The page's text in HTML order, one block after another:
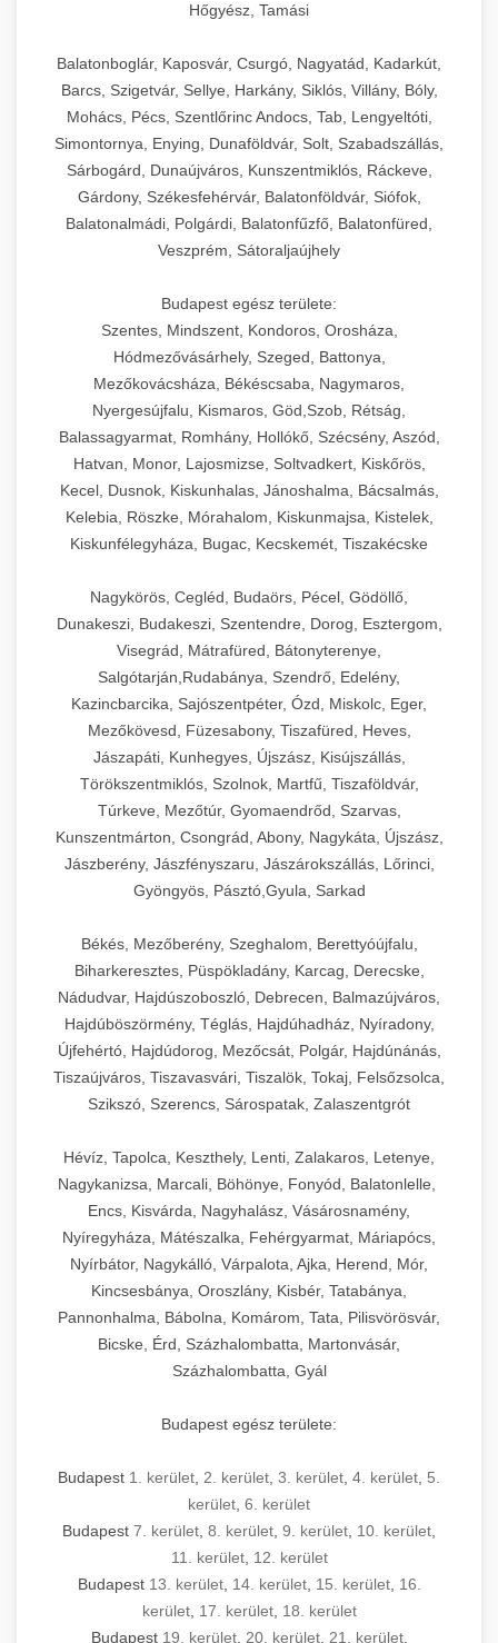
Hőgyész, Tamási
Balatonboglár, Kaposvár, Csurgó, Nagyatád, Kadarkút,
Barcs, Szigetvár, Sellye, Harkány, Siklós, Villány, Bóly,
Mohács, Pécs, Szentlőrinc Andocs, Tab, Lengyeltóti,
Simontornya, Enying, Dunaföldvár, Solt, Szabadszállás,
Sárbogárd, Dunaújváros, Kunszentmiklós, Ráckeve,
Gárdony, Székesfehérvár, Balatonföldvár, Siófok,
Balatonalmádi, Polgárdi, Balatonfűzfő, Balatonfüred,
Veszprém, Sátoraljaújhely
Budapest egész területe:
Szentes, Mindszent, Kondoros, Orosháza,
Hódmezővásárhely, Szeged, Battonya,
Mezőkovácsháza, Békéscsaba, Nagymaros,
Nyergesújfalu, Kismaros, Göd,Szob, Rétság,
Balassagyarmat, Romhány, Hollókő, Szécsény, Aszód,
Hatvan, Monor, Lajosmizse, Soltvadkert, Kiskőrös,
Kecel, Dusnok, Kiskunhalas, Jánoshalma, Bácsalmás,
Kelebia, Röszke, Mórahalom, Kiskunmajsa, Kistelek,
Kiskunfélegyháza, Bugac, Kecskemét, Tiszakécske
Nagykörös, Cegléd, Budaörs, Pécel, Gödöllő,
Dunakeszi, Budakeszi, Szentendre, Dorog, Esztergom,
Visegrád, Mátrafüred, Bátonyterenye,
Salgótarján,Rudabánya, Szendrő, Edelény,
Kazincbarcika, Sajószentpéter, Ózd, Miskolc, Eger,
Mezőkövesd, Füzesabony, Tiszafüred, Heves,
Jászapáti, Kunhegyes, Újszász, Kisújszállás,
Törökszentmiklós, Szolnok, Martfű, Tiszaföldvár,
Túrkeve, Mezőtúr, Gyomaendrőd, Szarvas,
Kunszentmárton, Csongrád, Abony, Nagykáta, Újszász,
Jászberény, Jászfényszaru, Jászárokszállás, Lőrinci,
Gyöngyös, Pásztó,Gyula, Sarkad
Békés, Mezőberény, Szeghalom, Berettyóújfalu,
Biharkeresztes, Püspökladány, Karcag, Derecske,
Nádudvar, Hajdúszoboszló, Debrecen, Balmazújváros,
Hajdúböszörmény, Téglás, Hajdúhadház, Nyíradony,
Újfehértó, Hajdúdorog, Mezőcsát, Polgár, Hajdúnánás,
Tiszaújváros, Tiszavasvári, Tiszalök, Tokaj, Felsőzsolca,
Szikszó, Szerencs, Sárospatak, Zalaszentgrót
Hévíz, Tapolca, Keszthely, Lenti, Zalakaros, Letenye,
Nagykanizsa, Marcali, Böhönye, Fonyód, Balatonlelle,
Encs, Kisvárda, Nagyhalász, Vásárosnamény,
Nyíregyháza, Mátészalka, Fehérgyarmat, Máriapócs,
Nyírbátor, Nagykálló, Várpalota, Ajka, Herend, Mór,
Kincsesbánya, Oroszlány, Kisbér, Tatabánya,
Pannonhalma, Bábolna, Komárom, Tata, Pilisvörösvár,
Bicske, Érd, Százhalombatta, Martonvásár,
Százhalombatta, Gyál
Budapest egész területe:
Budapest 1. kerület, 2. kerület, 3. kerület, 4. kerület, 5.
kerület, 6. kerület
Budapest 7. kerület, 8. kerület, 9. kerület, 10. kerület,
11. kerület, 12. kerület
Budapest 13. kerület, 14. kerület, 15. kerület, 16.
kerület, 17. kerület, 18. kerület
Budapest 19. kerület, 20. kerület, 21. kerület,